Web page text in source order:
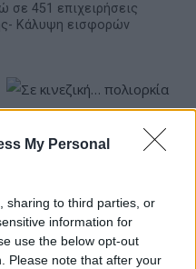
My Personal
sharing to third parties, or
information for
use the below opt-out
Please note that after your
σε 451 επιχειρήσεις
Κάλυψη εισφορών
ευρωπαϊκή
αυτοκινητοβιομηχανία